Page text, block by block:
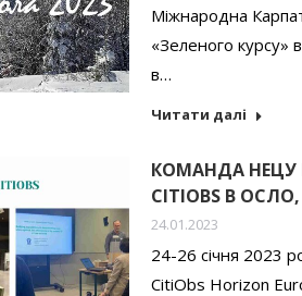
Міжнародна
«Зеленого курсу»
в…
Читати далі
КОМАНДА НЕЦУ
CITIOBS В
24.01.2023
24-26 січня 2023
CitiObs Horizon